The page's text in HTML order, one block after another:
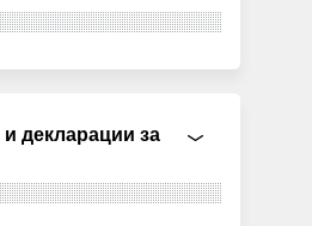
декларации за